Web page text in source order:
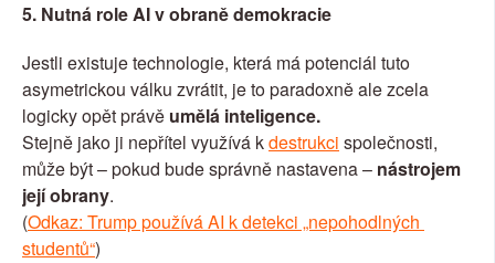
5. Nutná role AI v obraně demokracie
Jestli existuje technologie, která má potenciál tuto
asymetrickou válku zvrátit, je to paradoxně ale zcela
logicky opět právě umělá inteligence.
Stejně jako ji nepřítel využívá k destrukci společnosti,
může být – pokud bude správně nastavena – nástrojem
její obrany.
(Odkaz: Trump používá AI k detekci „nepohodlných
studentů“)